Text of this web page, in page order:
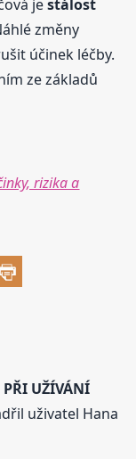
jestálost
změny
účinek léčby.
ze základů
rizika a
PŘI UŽÍVÁNÍ
uživatel Hana